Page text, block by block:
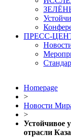
ПРЕСС-
Homepage
>
Новости
>
Устойчивое
отрасли